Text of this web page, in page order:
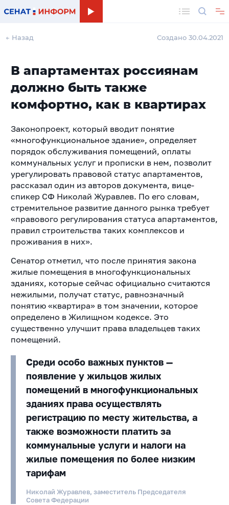
← Назад Создано 30.04.2021
В апартаментах россиянам
должно быть также
комфортно, как в квартирах
Законопроект, который вводит понятие
«многофункциональное здание», определяет
порядок обслуживания помещений, оплаты
коммунальных услуг и прописки в нем, позволит
урегулировать правовой статус апартаментов,
рассказал один из авторов документа, вице-
спикер СФ Николай Журавлев. По его словам,
стремительное развитие данного рынка требует
«правового регулирования статуса апартаментов,
правил строительства таких комплексов и
проживания в них».
Сенатор отметил, что после принятия закона
жилые помещения в многофункциональных
зданиях, которые сейчас официально считаются
нежилыми, получат статус, равнозначный
понятию «квартира» в том значении, которое
определено в Жилищном кодексе. Это
существенно улучшит права владельцев таких
помещений.
Среди особо важных пунктов —
появление у жильцов жилых
помещений в многофункциональных
зданиях права осуществлять
регистрацию по месту жительства, а
также возможности платить за
коммунальные услуги и налоги на
жилые помещения по более низким
тарифам
Николай Журавлев, заместитель Председателя
Совета Федерации